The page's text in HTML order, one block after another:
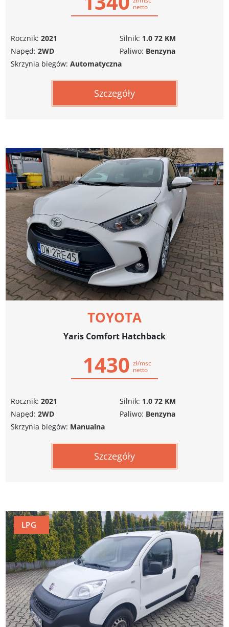
netto
Rocznik: 2021
Napęd: 2WD
Silnik: 1.0 72 KM
Paliwo: Benzyna
Skrzynia biegów: Automatyczna
Szczegóły
TOYOTA
Yaris Comfort Hatchback
1430 zł/msc
netto
Rocznik: 2021
Napęd: 2WD
Silnik: 1.0 72 KM
Paliwo: Benzyna
Skrzynia biegów: Manualna
Szczegóły
LPG